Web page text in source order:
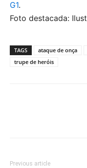
G1.
Foto destacada:
TAGS ataque de onça
trupe de heróis
Previous article